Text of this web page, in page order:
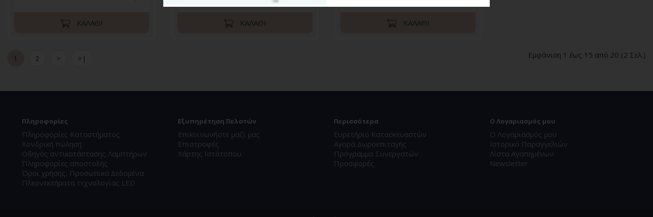
ΚΑΛΆΘΙ ΚΑΛΆΘΙ ΚΑΛΆΘΙ
1 2 > >| Εμφάνιση 1 έως 15 από 20 (2 Σελ.)
Πληροφορίες
Πληροφορίες Καταστήματος
Χονδρική πώληση
Οδηγός αντικατάστασης Λαμπτήρων
Πληροφορίες αποστολής
Όροι χρήσης, Προσωπικά Δεδομένα
Πλεονεκτήματα τεχνολογίας LED
Εξυπηρέτηση Πελατών
Επικοινωνήστε μαζί μας
Επιστροφές
Χάρτης Ιστότοπου
Περισσότερα
Ευρετήριο Κατασκευαστών
Αγορά Δωροεπιταγής
Πρόγραμμα Συνεργατών
Προσφορές
Ο Λογαριασμός μου
Ο Λογαριασμός μου
Ιστορικό Παραγγελιών
Λίστα Αγαπημένων
Newsletter